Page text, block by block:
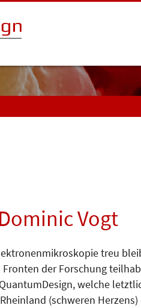
Vogt
treu
der Forschung
welche
(schweren